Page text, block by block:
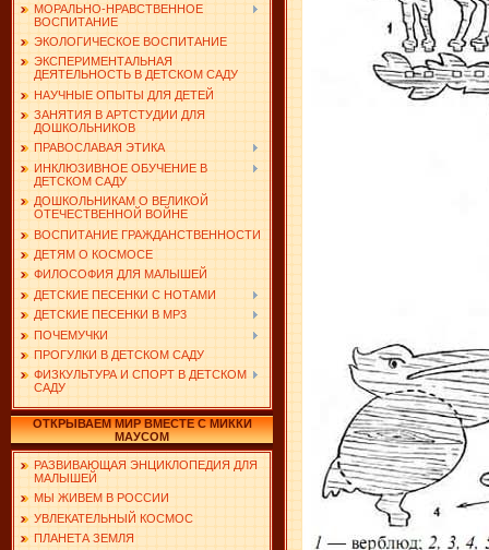
МОРАЛЬНО-НРАВСТВЕННОЕ
ВОСПИТАНИЕ
ЭКОЛОГИЧЕСКОЕ ВОСПИТАНИЕ
ЭКСПЕРИМЕНТАЛЬНАЯ
ДЕЯТЕЛЬНОСТЬ В ДЕТСКОМ САДУ
НАУЧНЫЕ ОПЫТЫ ДЛЯ ДЕТЕЙ
ЗАНЯТИЯ В АРТСТУДИИ ДЛЯ
ДОШКОЛЬНИКОВ
ПРАВОСЛАВАЯ ЭТИКА
ИНКЛЮЗИВНОЕ ОБУЧЕНИЕ В
ДЕТСКОМ САДУ
ДОШКОЛЬНИКАМ О ВЕЛИКОЙ
ОТЕЧЕСТВЕННОЙ ВОЙНЕ
ВОСПИТАНИЕ ГРАЖДАНСТВЕННОСТИ
ДЕТЯМ О КОСМОСЕ
ФИЛОСОФИЯ ДЛЯ МАЛЫШЕЙ
ДЕТСКИЕ ПЕСЕНКИ С НОТАМИ
ДЕТСКИЕ ПЕСЕНКИ В MP3
ПОЧЕМУЧКИ
ПРОГУЛКИ В ДЕТСКОМ САДУ
ФИЗКУЛЬТУРА И СПОРТ В ДЕТСКОМ
САДУ
ОТКРЫВАЕМ МИР ВМЕСТЕ С МИККИ
МАУСОМ
РАЗВИВАЮЩАЯ ЭНЦИКЛОПЕДИЯ ДЛЯ
МАЛЫШЕЙ
МЫ ЖИВЕМ В РОССИИ
УВЛЕКАТЕЛЬНЫЙ КОСМОС
ПЛАНЕТА ЗЕМЛЯ